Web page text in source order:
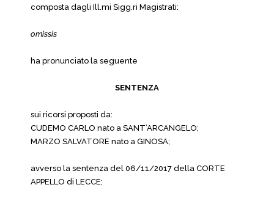
composta dagli Ill.mi Sigg.ri Magistrati:
omissis
ha pronunciato la seguente
SENTENZA
sui ricorsi proposti da:
CUDEMO CARLO nato a SANT’ARCANGELO;
MARZO SALVATORE nato a GINOSA;
avverso la sentenza del 06/11/2017 della CORTE
APPELLO di LECCE;